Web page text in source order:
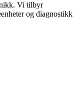
Vi tilbyr
og diagnostikk